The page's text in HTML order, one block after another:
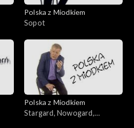
Polska z Miodkiem
Sopot
Polska z Miodkiem
Stargard, Nowogard,